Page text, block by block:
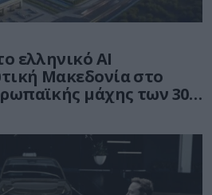
ελληνικό AI
Μακεδονία στο
μάχης των 30
Τεχνητή Νοημοσύνη